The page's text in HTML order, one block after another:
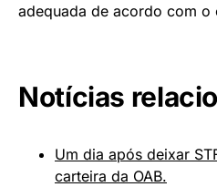
adequada de acordo com o
Notícias
Um dia após deixar
carteira da OAB.